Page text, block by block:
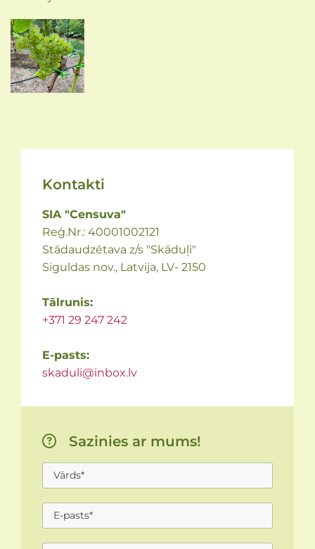
Kontakti
SIA "Censuva"
Reģ.Nr.: 40001002121
Stādaudzētava z/s "Skāduļi"
Siguldas nov., Latvija, LV- 2150
Tālrunis:
+371 29 247 242
E-pasts:
skaduli@inbox.lv
 Sazinies ar mums!